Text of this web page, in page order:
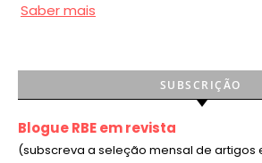
Saber mais
SUBSCRIÇÃO
Blogue RBE em revista
(subscreva a seleção mensal de artigos